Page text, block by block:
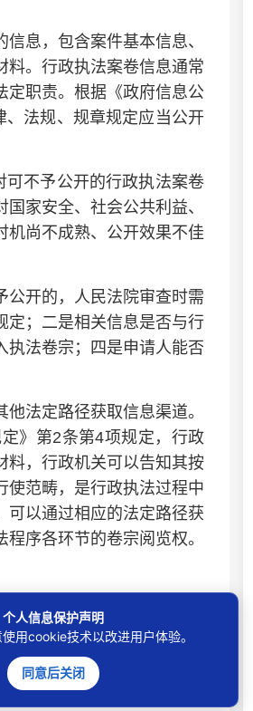
息，包含案件基本信息、
料。行政执法案卷信息通常
定职责。根据《政府信息公
法规、规章规定应当公开
不予公开的行政执法案卷
家安全、社会公共利益、
机尚不成熟、公开效果不佳
开的，人民法院审查时需
定；二是相关信息是否与行
执法卷宗；四是申请人能否
法定路径获取信息渠道。
》第2条第4项规定，行政
料，行政机关可以告知其按
使范畴，是行政执法过程中
可以通过相应的法定路径获
序各环节的卷宗阅览权。
个人信息保护声明
用cookie技术以改进用户体验。
同意后关闭